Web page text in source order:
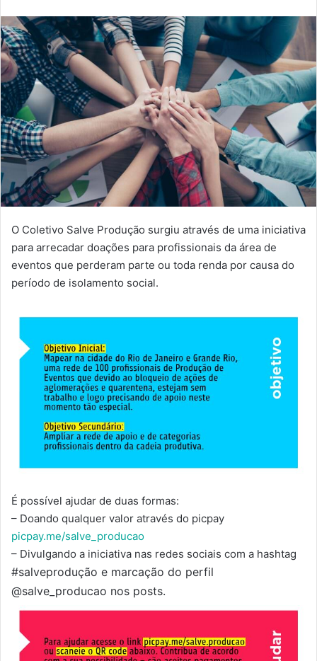
O Coletivo Salve Produção surgiu através de uma iniciativa
para arrecadar doações para profissionais da área de
eventos que perderam parte ou toda renda por causa do
período de isolamento social.
É possível ajudar de duas formas:
– Doando qualquer valor através do picpay
picpay.me/salve_producao
– Divulgando a iniciativa nas redes sociais com a hashtag
#salveprodução e marcação do perfil
@salve_producao nos posts.